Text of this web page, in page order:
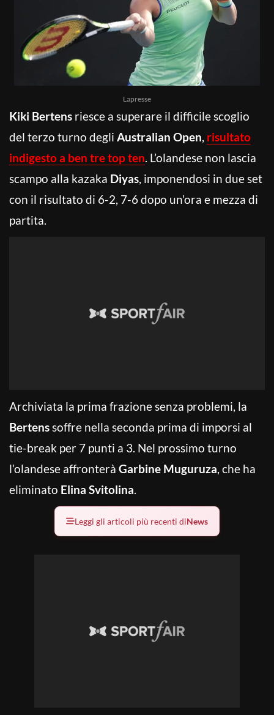
Lapresse
Kiki Bertens riesce a superare il difficile scoglio
del terzo turno degli Australian Open, risultato
indigesto a ben tre top ten. L’olandese non lascia
scampo alla kazaka Diyas, imponendosi in due set
con il risultato di 6-2, 7-6 dopo un’ora e mezza di
partita.
Archiviata la prima frazione senza problemi, la
Bertenssoffre nella seconda prima di imporsi al
tie-break per 7 punti a 3. Nel prossimo turno
l’olandese affronterà Garbine Muguruza, che ha
eliminato Elina Svitolina.
Leggi gli articoli più recenti diNews